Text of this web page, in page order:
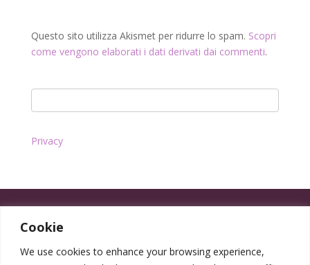
Cookie
We use cookies to enhance your browsing experience,
Questo sito utilizza Akismet per ridurre lo spam. Scopri
come vengono elaborati i dati derivati dai commenti.
Privacy